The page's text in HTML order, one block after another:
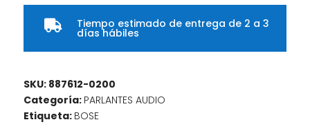
II
portable
BlueDusk
 Tiempo estimado de entrega de 2 a 3
días hábiles
SKU: 887612-0200
Categoría: PARLANTES AUDIO
Etiqueta: BOSE